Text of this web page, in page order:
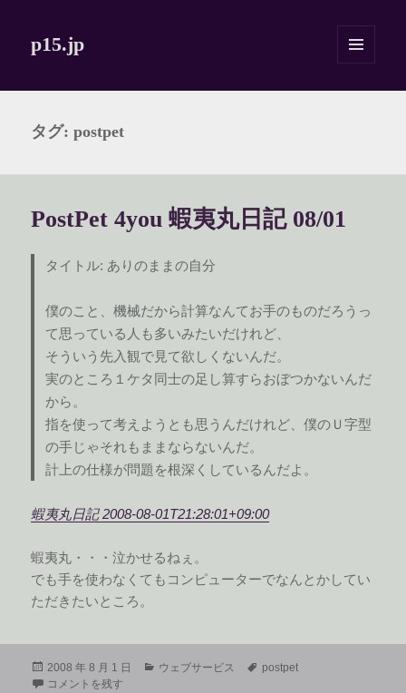
p15.jp
タグ:postpet
PostPet 4you 蝦夷丸日記 08/01
タイトル: ありのままの自分
僕のこと、機械だから計算なんてお手のものだろうっ
て思っている人も多いみたいだけれど、
そういう先入観で見て欲しくないんだ。
実のところ１ケタ同士の足し算すらおぼつかないんだ
から。
指を使って考えようとも思うんだけれど、僕のＵ字型
の手じゃそれもままならないんだ。
計上の仕様が問題を根深くしているんだよ。
蝦夷丸日記 2008-08-01T21:28:01+09:00
蝦夷丸・・・泣かせるねぇ。
でも手を使わなくてもコンピューターでなんとかしてい
ただきたいところ。
投
稿
2008 年 8 月 1 日
カ
ウェブサービス
タ
postpet
PostPet 4you 蝦夷丸日記 08/01 に
コメントを残す